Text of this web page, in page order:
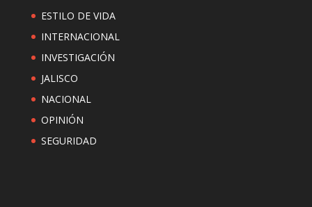
ESTILO DE VIDA
INTERNACIONAL
INVESTIGACIÓN
JALISCO
NACIONAL
OPINIÓN
SEGURIDAD